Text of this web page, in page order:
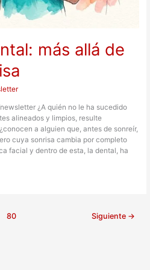
más allá de
¿A quién no le ha sucedido
alineados y limpios, resulte
a alguien que, antes de sonreír,
cuya sonrisa cambia por completo
facial y dentro de esta, la dental, ha
80 Siguiente →